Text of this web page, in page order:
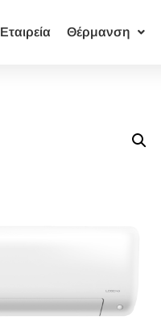
Εταιρεία Θέρμανση